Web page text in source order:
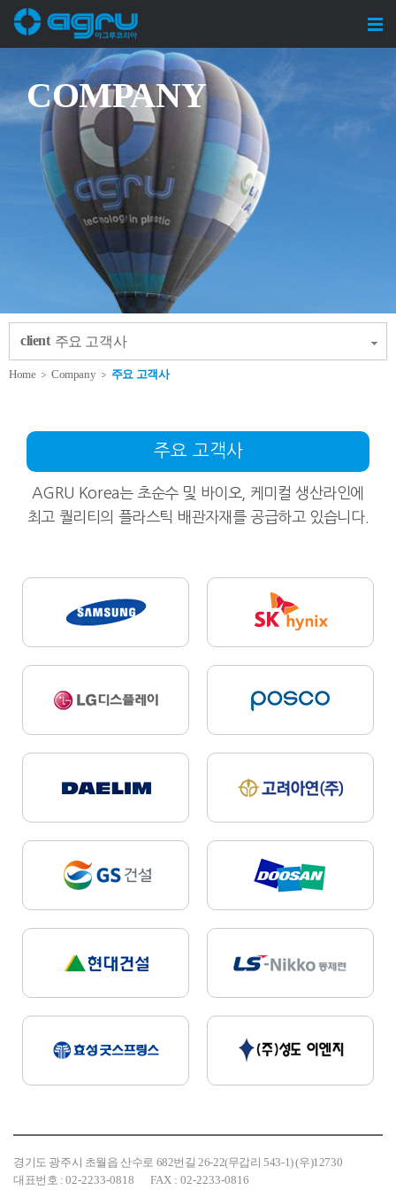
COMPANY
client 주요 고객사
Home Company 주요 고객사
주요 고객사
AGRU Korea는 초순수 및 바이오, 케미컬 생산라인에
최고 퀄리티의 플라스틱 배관자재를 공급하고 있습니다.
경기도 광주시 초월읍 산수로 682번길 26-22(무갑리 543-1) (우)12730
대표번호 :02-2233-0818 FAX : 02-2233-0816